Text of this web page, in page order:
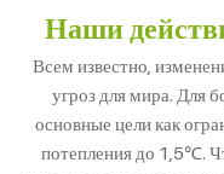
Наши
Всем известно,
угроз для мира. Для
основные цели как
потепления до 1,5℃.